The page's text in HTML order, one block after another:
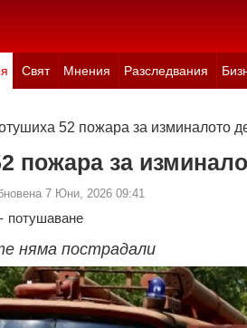
Свят Мнения Разследвания
52 пожара за изминалото
пожара за
7 Юни, 2026 09:41
- потушаване
няма пострадали